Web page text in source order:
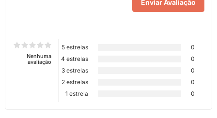
Nenhuma
avaliação
5 estrelas
0
4 estrelas
0
3 estrelas
0
2 estrelas
0
1 estrela
0